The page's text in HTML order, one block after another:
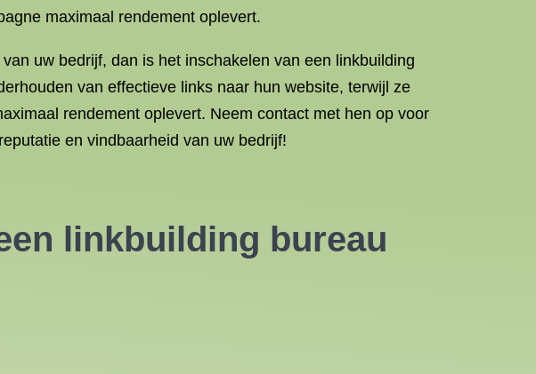
maximaal rendement oplevert.
uw bedrijf, dan is het inschakelen van een linkbuilding
van effectieve links naar hun website, terwijl ze
rendement oplevert. Neem contact met hen op voor
en vindbaarheid van uw bedrijf!
linkbuilding bureau